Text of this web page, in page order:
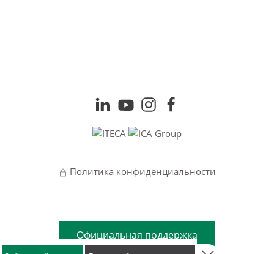
Политика конфиденциальности
Официальная поддержка